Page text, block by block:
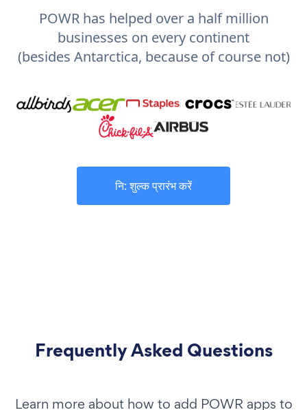
POWR has helped over a half million
businesses on every continent
(besides Antarctica, because of course not)
नि: शुल्क प्रारंभ करें
Frequently Asked Questions
Learn more about how to add POWR apps to